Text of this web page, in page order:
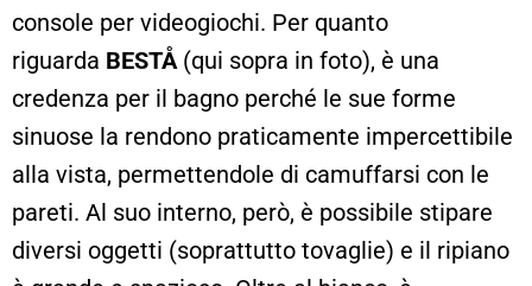
console per videogiochi. Per quanto
riguarda BESTÅ (qui sopra in foto), è una
credenza per il bagno perché le sue forme
sinuose la rendono praticamente impercettibile
alla vista, permettendole di camuffarsi con le
pareti. Al suo interno, però, è possibile stipare
diversi oggetti (soprattutto tovaglie) e il ripiano